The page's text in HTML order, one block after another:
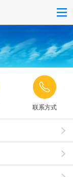
联系方式